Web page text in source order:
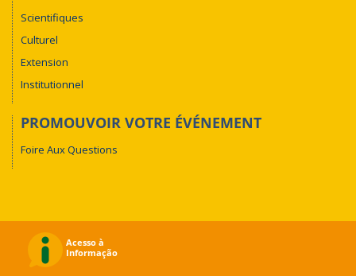
Scientifiques
Culturel
Extension
Institutionnel
PROMOUVOIR VOTRE ÉVÉNEMENT
Foire Aux Questions